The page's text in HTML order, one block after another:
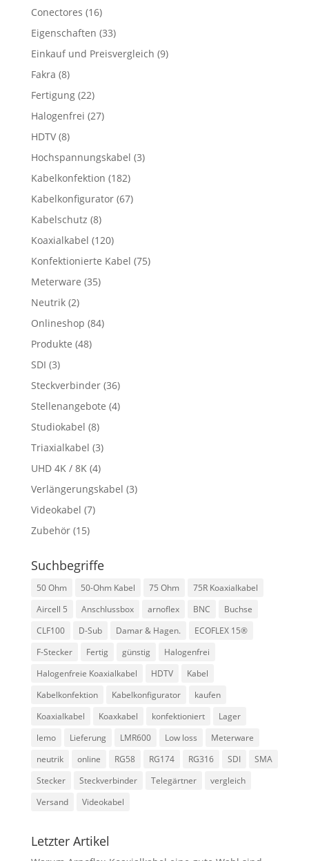
Conectores (16)
Eigenschaften (33)
Einkauf und Preisvergleich (9)
Fakra (8)
Fertigung(22)
Halogenfrei (27)
HDTV(8)
Hochspannungskabel (3)
Kabelkonfektion (182)
Kabelkonfigurator(67)
Kabelschutz (8)
Koaxialkabel (120)
Konfektionierte Kabel (75)
Meterware (35)
Neutrik(2)
Onlineshop (84)
Produkte (48)
SDI (3)
Steckverbinder(36)
Stellenangebote (4)
Studiokabel (8)
Triaxialkabel (3)
UHD 4K / 8K(4)
Verlängerungskabel (3)
Videokabel (7)
Zubehör(15)
Suchbegriffe
50 Ohm 50-Ohm Kabel 75 Ohm
75R Koaxialkabel
Aircell 5
Anschlussbox arnoflex BNC
Buchse
CLF100
D-Sub Damar & Hagen.
ECOFLEX 15®
F-Stecker
Fertig günstig
Halogenfrei
Halogenfreie Koaxialkabel
HDTV
Kabel
Kabelkonfektion
Kabelkonfigurator
kaufen
Koaxialkabel
Koaxkabel konfektioniert
Lager
lemo
Lieferung LMR600 Low loss
Meterware
neutrik
online RG58 RG174 RG316 SDI
SMA
Stecker
Steckverbinder Telegärtner
vergleich
Versand
Videokabel
Letzter Artikel